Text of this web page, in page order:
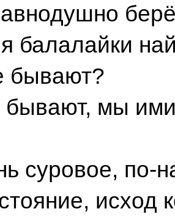
балалайки
бывают?
бывают, мы
суровое, по-
исход